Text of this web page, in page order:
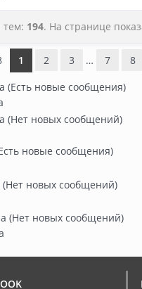
тем: 194. На странице
1 2 3 … 7 8
(Есть новые сообщения)
(Нет новых сообщений)
новые сообщения)
(Нет новых сообщений)
(Нет новых сообщений)